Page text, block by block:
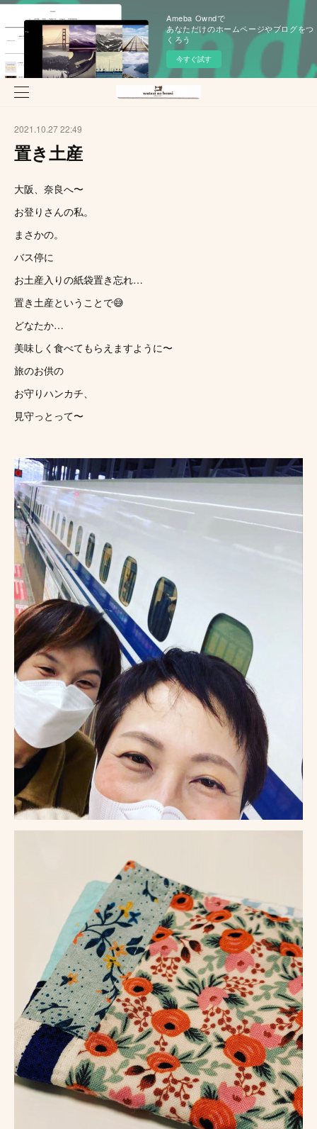
Ameba Owndで
あなただけのホームページやブログをつ
くろう
今すぐ試す
2021.10.27 22:49
置き土産
大阪、奈良へ〜
お登りさんの私。
まさかの。
バス停に
お土産入りの紙袋置き忘れ…
置き土産ということで😅
どなたか…
美味しく食べてもらえますように〜
旅のお供の
お守りハンカチ、
見守っとって〜